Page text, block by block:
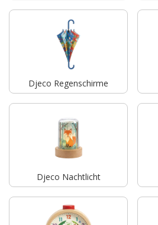
Djeco Regenschirme
Djeco Nachtlicht